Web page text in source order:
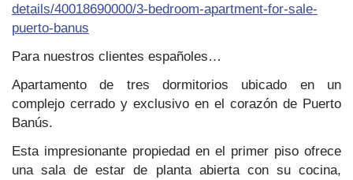
details/40018690000/3-bedroom-apartment-for-sale-
puerto-banus
Para nuestros clientes españoles…
Apartamento de tres dormitorios ubicado en un
complejo cerrado y exclusivo en el corazón de Puerto
Banús.
Esta impresionante propiedad en el primer piso ofrece
una sala de estar de planta abierta con su cocina,